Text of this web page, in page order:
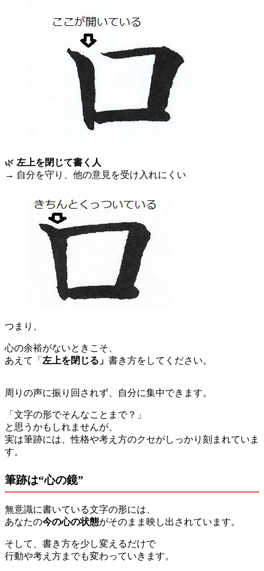
🌿 左上を閉じて書く人
→ 自分を守り、他の意見を受け入れにくい
つまり、
心の余裕がないときこそ、
あえて「 左上を閉じる」 書き方をしてください。
周りの声に振り回されず、自分に集中できます。
「文字の形でそんなことまで？」
と思うかもしれませんが、
実は筆跡には、性格や考え方のクセがしっかり刻まれていま
す。
筆跡は“心の鏡”
無意識に書いている文字の形には、
あなたの今の心の状態がそのまま映し出されています。
そして、書き方を少し変えるだけで
行動や考え方までも変わっていきます。